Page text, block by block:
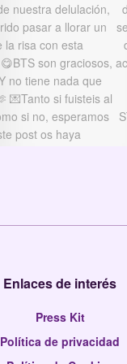
Enlaces de interés
Press Kit
Política de privacidad